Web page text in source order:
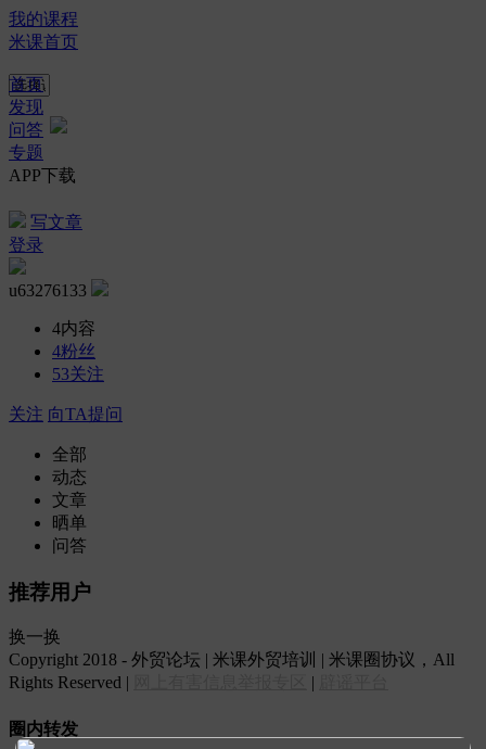
我的课程
米课首页
首页
发现
问答
专题
APP下载
写文章
登录
u63276133
4内容
4粉丝
53关注
关注 向TA提问
全部
动态
文章
晒单
问答
推荐用户
换一换
Copyright 2018 - 外贸论坛 | 米课外贸培训 | 米课圈协议，All
Rights Reserved |
|
圈内转发